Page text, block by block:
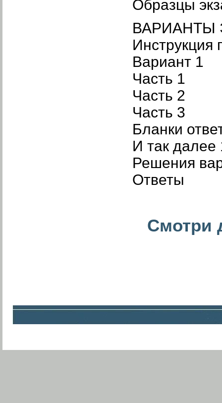
Образцы
ВАРИАНТЫ
Вариант 1
Часть 1
Часть 2
Часть 3
Бланки
И так далее
Решения
Ответы
Смотри